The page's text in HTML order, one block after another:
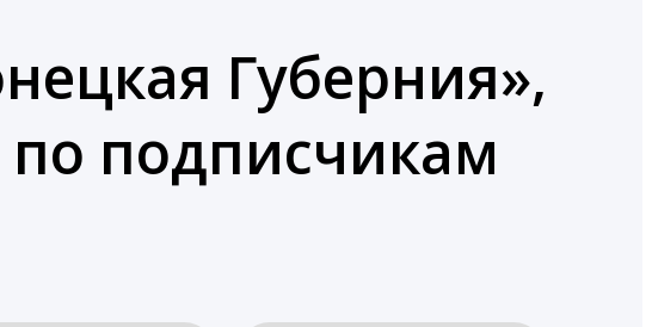
Губерния»,
по подписчикам